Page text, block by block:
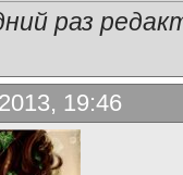
раз
19:46